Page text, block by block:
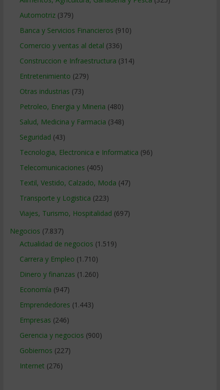
Automotriz(379)
Banca y Servicios Financieros (910)
Comercio y ventas al detal (336)
Construccion e Infraestructura (314)
Entretenimiento (279)
Otras industrias (73)
Petroleo, Energia y Mineria (480)
Salud, Medicina y Farmacia (348)
Seguridad (43)
Tecnologia, Electronica e Informatica (96)
Telecomunicaciones (405)
Textil, Vestido, Calzado, Moda (47)
Transporte y Logistica (223)
Viajes, Turismo, Hospitalidad (697)
Negocios (7.837)
Actualidad de negocios (1.519)
Carrera y Empleo (1.710)
Dinero y finanzas (1.260)
Economía (947)
Emprendedores (1.443)
Empresas (246)
Gerencia y negocios (900)
Gobiernos (227)
Internet (276)